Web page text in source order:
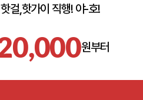
걸,핫가이 직행! 야-호!
원부터